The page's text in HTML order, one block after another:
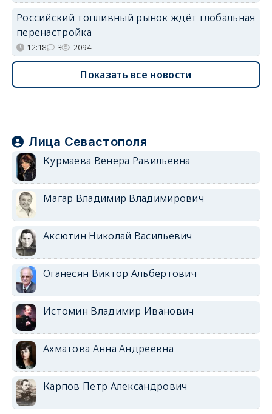
Российский топливный рынок ждёт глобальная
перенастройка
12:18 3 2094
Показать все новости
Лица Севастополя
Курмаева Венера Равильевна
Магар Владимир Владимирович
Аксютин Николай Васильевич
Оганесян Виктор Альбертович
Истомин Владимир Иванович
Ахматова Анна Андреевна
Карпов Петр Александрович